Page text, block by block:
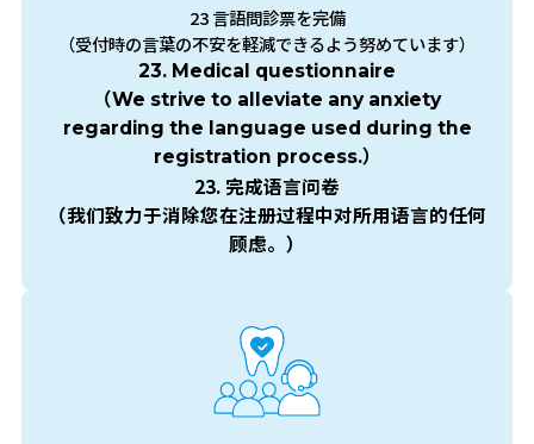
23 言語問診票を完備
（受付時の言葉の不安を軽減できるよう努めています）
23. Medical questionnaire
（We strive to alleviate any anxiety
regarding the language used during the
registration process.）
23. 完成语言问卷
（我们致力于消除您在注册过程中对所用语言的任何
顾虑。）